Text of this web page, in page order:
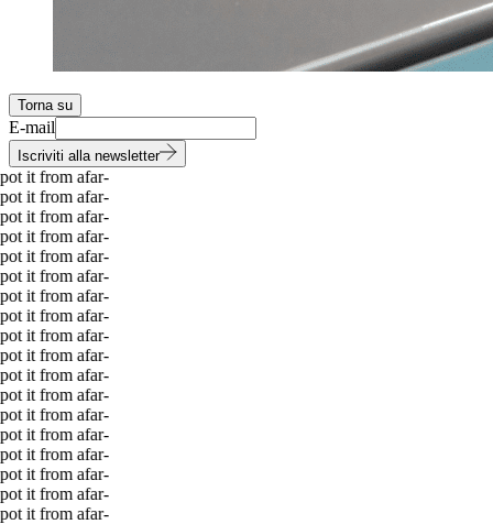
Torna su
E-mail
Iscriviti alla newsletter
it from afar-
it from afar-
it from afar-
it from afar-
it from afar-
it from afar-
it from afar-
it from afar-
it from afar-
it from afar-
it from afar-
it from afar-
it from afar-
it from afar-
it from afar-
it from afar-
it from afar-
it from afar-